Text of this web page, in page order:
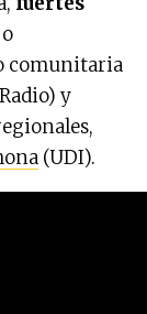
comunitaria
y
(UDI).